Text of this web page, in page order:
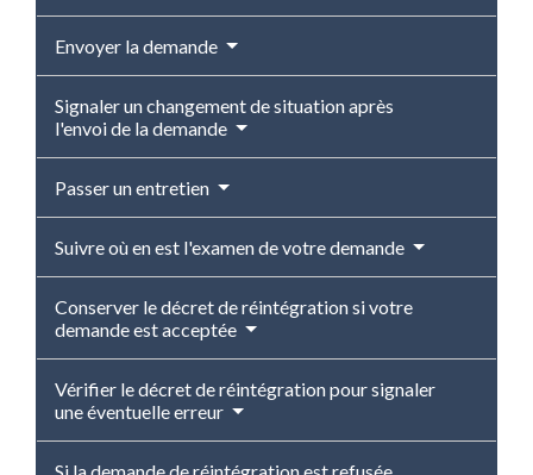
Envoyer la demande
Signaler un changement de situation après
l'envoi de la demande
Passer un entretien
Suivre où en est l'examen de votre demande
Conserver le décret de réintégration si votre
demande est acceptée
Vérifier le décret de réintégration pour signaler
une éventuelle erreur